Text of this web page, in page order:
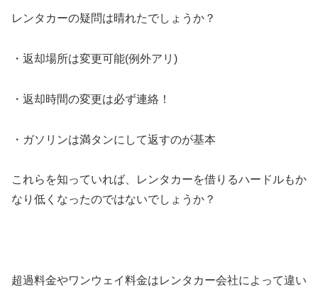
レンタカーの疑問は晴れたでしょうか？
・返却場所は変更可能(例外アリ)
・返却時間の変更は必ず連絡！
・ガソリンは満タンにして返すのが基本
これらを知っていれば、レンタカーを借りるハードルもか
なり低くなったのではないでしょうか？
超過料金やワンウェイ料金はレンタカー会社によって違い